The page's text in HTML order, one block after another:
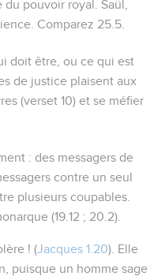
pouvoir royal. Saül,
Comparez 25.5
doit être, ou ce qui est
de justice plaisent aux
(verset 10) et se méfier
: des messagers de
contre un seul
plusieurs coupables.
(19.12 ; 20.2).
! (Jacques 1.20). Elle
puisque un homme sage